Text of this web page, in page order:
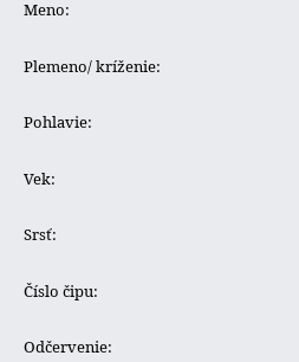
Meno:
Plemeno/ kríženie:
Pohlavie:
Vek:
Srsť:
Číslo čipu:
Odčervenie: